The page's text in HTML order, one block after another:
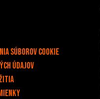
súborov cookie
údajov